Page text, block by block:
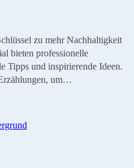
zu mehr Nachhaltigkeit
bieten professionelle
Tipps und inspirierende Ideen.
um…